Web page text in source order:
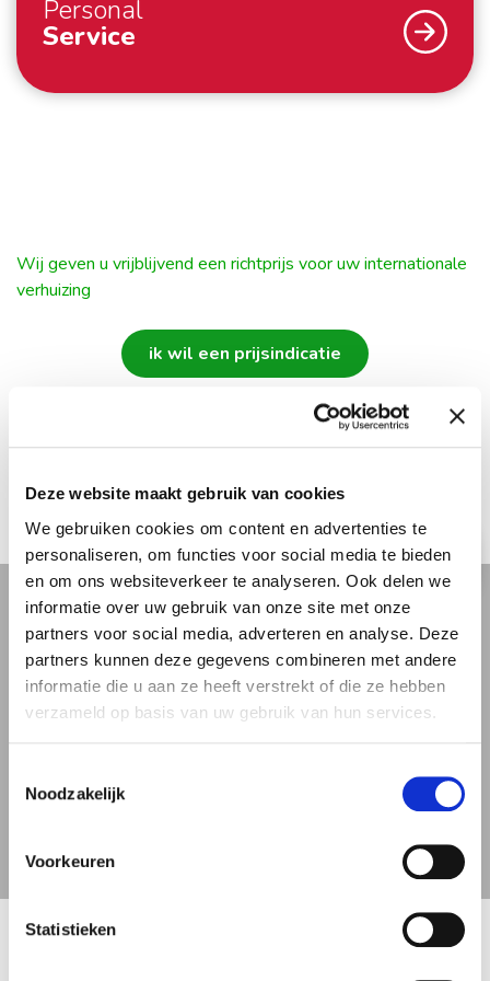
Deze website maakt gebruik van cookies
We gebruiken cookies om content en advertenties te
personaliseren, om functies voor social media te bieden
en om ons websiteverkeer te analyseren. Ook delen we
informatie over uw gebruik van onze site met onze
partners voor social media, adverteren en analyse. Deze
partners kunnen deze gegevens combineren met andere
informatie die u aan ze heeft verstrekt of die ze hebben
verzameld op basis van uw gebruik van hun services.
Noodzakelijk
Voorkeuren
Statistieken
Voor de exacte lijst verwijzen wij u graag door
Manager. Want als betrokken specialisten
begeleiden wij uw verhuizing naar Nederland en
verzorgen deze tot in de details. Dat noemen wij
Guiding your way home.
Personal
Service
Een internationale verhuizing – wij begrijpen dat u dat
Manager regelt alle zaken voor u tijdens en rondom
uw verhuizing. Hij houdt u op de hoogte van de status
van uw verhuizing en is uw vaste aanspreekpunt. Zo
weet u altijd bij wie u terecht kunt met uw vragen en
Ervaringen
Wij geven u vrijblijvend een richtprijs voor uw internationale
verhuizing
ik wil een prijsindicatie
Klantreview
” Weer een tevreden klant. Mensen
van Schmidt Global Logistics jullie
hebben fantastische service
in ‘no time’ overgebracht. “